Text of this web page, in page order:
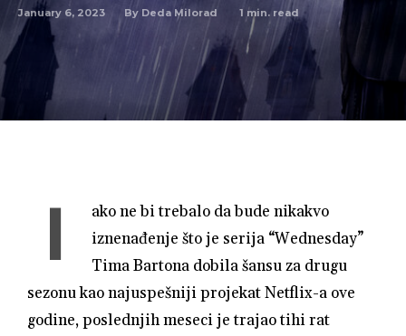
January 6, 2023 By Deda Milorad 1 min. read
I
ako ne bi trebalo da bude nikakvo
iznenađenje što je serija “Wednesday”
Tima Bartona dobila šansu za drugu
sezonu kao najuspešniji projekat Netflix-a ove
godine, poslednjih meseci je trajao tihi rat